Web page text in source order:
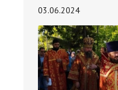
03.06.2024